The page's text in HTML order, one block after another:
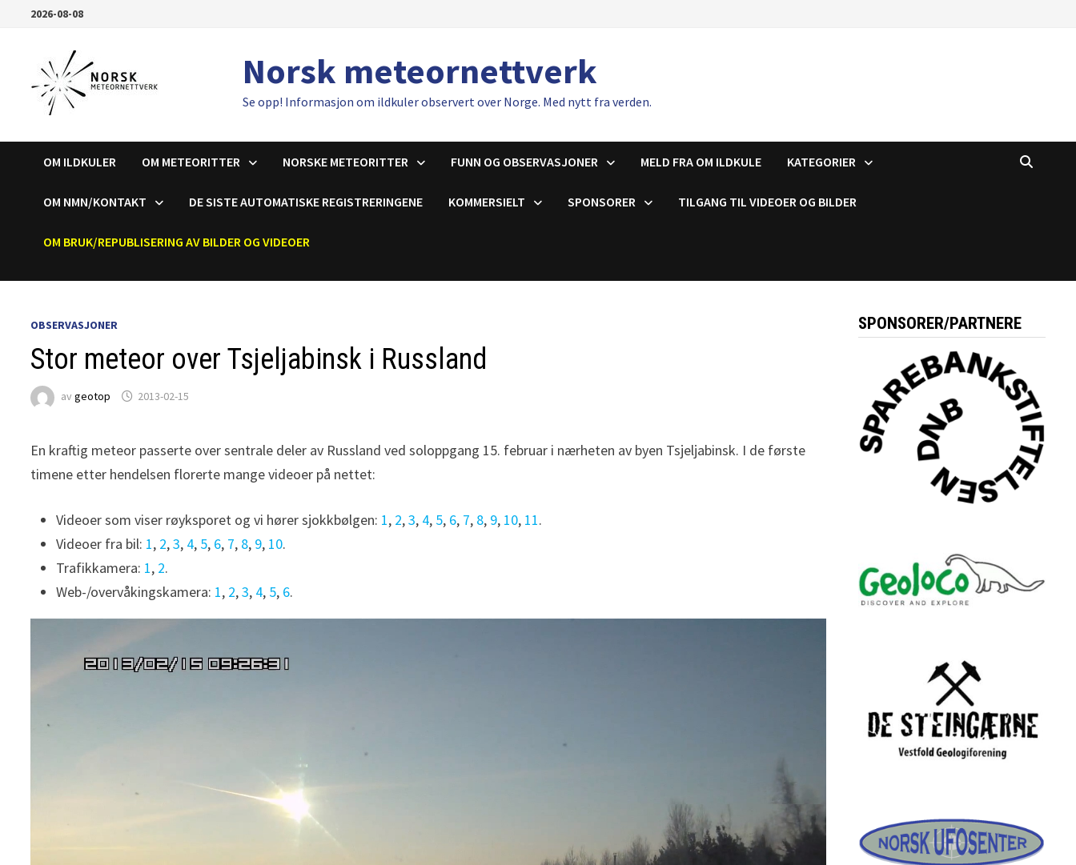
2026-08-08
Norsk meteornettverk
Se opp! Informasjon om ildkuler observert over Norge. Med nytt fra verden.
OM ILDKULER OM METEORITTER NORSKE METEORITTER FUNN OG OBSERVASJONER MELD FRA OM ILDKULE KATEGORIER
OM NMN/KONTAKT DE SISTE AUTOMATISKE REGISTRERINGENE KOMMERSIELT SPONSORER TILGANG TIL VIDEOER OG BILDER
OM BRUK/REPUBLISERING AV BILDER OG VIDEOER
OBSERVASJONER
Stor meteor over Tsjeljabinsk i Russland
avgeotop 2013-02-15
En kraftig meteor passerte over sentrale deler av Russland ved soloppgang 15. februar i nærheten av byen Tsjeljabinsk. I de første
timene etter hendelsen florerte mange videoer på nettet:
Videoer som viser røyksporet og vi hører sjokkbølgen: 1, 2,3, 4, 5, 6, 7, 8, 9, 10, 11.
Videoer fra bil: 1, 2,3, 4, 5, 6, 7, 8, 9, 10.
Trafikkamera: 1, 2.
Web-/overvåkingskamera: 1, 2,3, 4, 5, 6.
SPONSORER/PARTNERE